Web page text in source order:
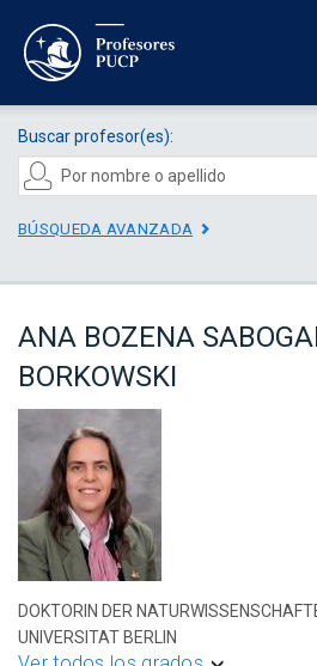
Buscar profesor(es):
BÚSQUEDA AVANZADA
ANA BOZENA
BORKOWSKI
DOKTORIN DER
UNIVERSITAT BERLIN